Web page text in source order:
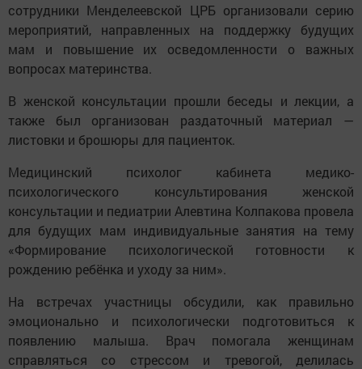
сотрудники Менделеевской ЦРБ организовали серию
мероприятий, направленных на поддержку будущих
мам и повышение их осведомленности о важных
вопросах материнства.
В женской консультации прошли беседы и лекции, а
также был организован раздаточный материал —
листовки и брошюры для пациенток.
Медицинский психолог кабинета медико-
психологического консультирования женской
консультации и педиатрии Алевтина Колпакова провела
для будущих мам индивидуальные занятия на тему
«Формирование психологической готовности к
рождению ребёнка и уходу за ним».
На встречах участницы обсудили, как правильно
эмоционально и психологически подготовиться к
появлению малыша. Врач помогала женщинам
справляться со стрессом и тревогой, делилась